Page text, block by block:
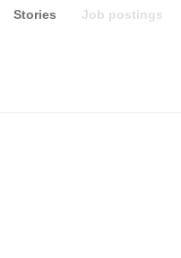
Stories Job postings